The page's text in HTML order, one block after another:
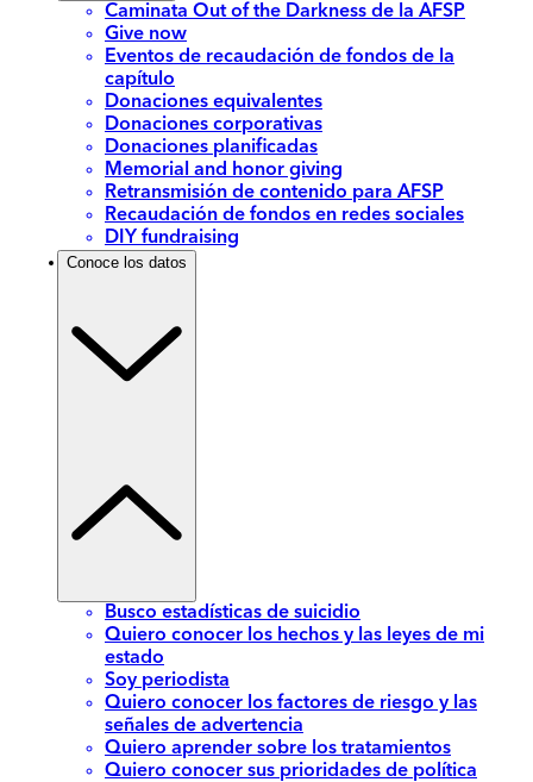
Caminata Out of the Darkness de la AFSP
Give now
Eventos de recaudación de fondos de la
capítulo
Donaciones equivalentes
Donaciones corporativas
Donaciones planificadas
Memorial and honor giving
Retransmisión de contenido para AFSP
Recaudación de fondos en redes sociales
DIY fundraising
Conoce los datos
Busco estadísticas de suicidio
Quiero conocer los hechos y las leyes de mi
estado
Soy periodista
Quiero conocer los factores de riesgo y las
señales de advertencia
Quiero aprender sobre los tratamientos
Quiero conocer sus prioridades de política